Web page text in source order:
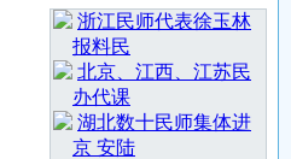
浙江民师代表徐玉林
报料民
北京、江西、江苏民
办代课
湖北数十民师集体进
京 安陆